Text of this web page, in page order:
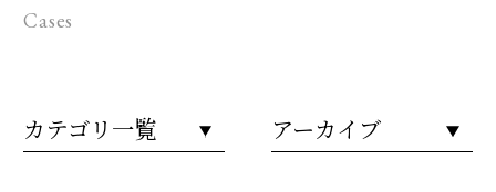
Cases
カテゴリ一覧 アーカイブ